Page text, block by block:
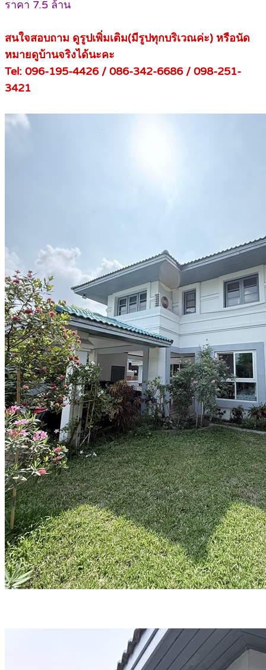
ราคา 7.5 ล้าน
สนใจสอบถาม ดูรูปเพิ่มเติม(มีรูปทุกบริเวณค่ะ) หรือนัด
หมายดูบ้านจริงได้นะคะ
Tel: 096-195-4426 / 086-342-6686 / 098-251-
3421